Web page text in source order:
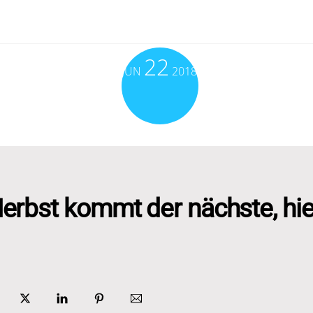
JUN 22 2018
kommt der nächste,